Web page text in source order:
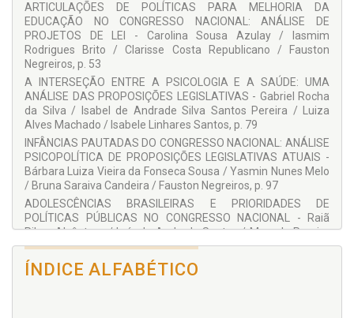
Daniel Leal de Queiroz Monteiro
Fauston Negreiros
Gabriel Rocha da Silva
Gabriel Taurisano Tajes
Gabriel Vieira de Carvalho
Giovanna Buzolo Leite
Heloísa Pôrto Medeiros Costa
Iasmim Rodrigues Brito
Ícaro Pedraça Freitas
Isabel de Andrade Silva Santos Pereira
Isabele Linhares Santos
Laís de Andrade Santos
Luiza Alves Machado
ARTICULAÇÕES DE POLÍTICAS PARA MELHORIA DA
EDUCAÇÃO NO CONGRESSO NACIONAL: ANÁLISE DE
PROJETOS DE LEI - Carolina Sousa Azulay / Iasmim
Rodrigues Brito / Clarisse Costa Republicano / Fauston
Negreiros, p. 53
A INTERSEÇÃO ENTRE A PSICOLOGIA E A SAÚDE: UMA
ANÁLISE DAS PROPOSIÇÕES LEGISLATIVAS - Gabriel Rocha
da Silva / Isabel de Andrade Silva Santos Pereira / Luiza
Alves Machado / Isabele Linhares Santos, p. 79
INFÂNCIAS PAUTADAS DO CONGRESSO NACIONAL: ANÁLISE
PSICOPOLÍTICA DE PROPOSIÇÕES LEGISLATIVAS ATUAIS -
Bárbara Luiza Vieira da Fonseca Sousa / Yasmin Nunes Melo
/ Bruna Saraiva Candeira / Fauston Negreiros, p. 97
ADOLESCÊNCIAS BRASILEIRAS E PRIORIDADES DE
POLÍTICAS PÚBLICAS NO CONGRESSO NACIONAL - Raiã
Ribas Alcântara / Laís de Andrade Santos / Marcela Pereira
Lovi / Adriano Dias Coatio / Fauston Negreiros, p. 115
MULHERES EM PAUTA NO LEGISLATIVO: APRECIAÇÕES DA
AGENDA POLÍTICA DO CONGRESSO NACIONAL A PARTIR DA
ÍNDICE ALFABÉTICO